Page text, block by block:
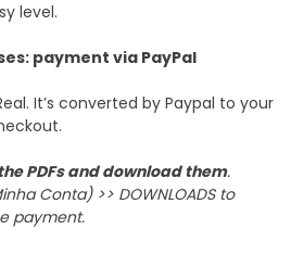
level.
payment via PayPal
It’s converted by Paypal to your
PDFs and download them.
Conta) >> DOWNLOADS to
payment.